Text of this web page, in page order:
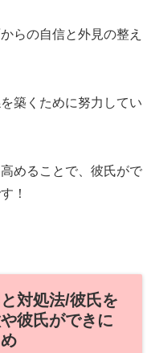
らの自信と外見の整え
築くために努力してい
めることで、彼氏がで
！
対処法/彼氏を
彼氏ができに